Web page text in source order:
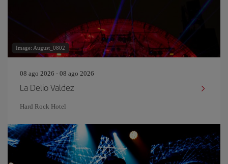
Image: August_0802
08 ago 2026 - 08 ago 2026
La Delio Valdez
Hard Rock Hotel